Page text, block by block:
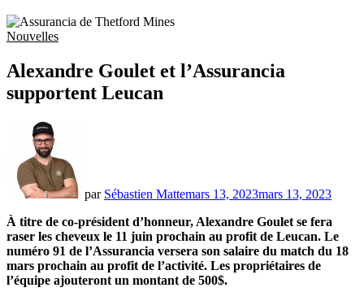
Nouvelles
Alexandre Goulet et l’Assurancia
supportent Leucan
par Sébastien Mattemars 13, 2023mars 13, 2023
À titre de co-président d’honneur, Alexandre Goulet se fera
raser les cheveux le 11 juin prochain au profit de Leucan. Le
numéro 91 de l’Assurancia versera son salaire du match du 18
mars prochain au profit de l’activité. Les propriétaires de
l’équipe ajouteront un montant de 500$.